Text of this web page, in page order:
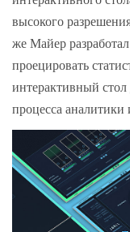
высокого
же Майер
проецировать
интерактивный стол
процесса аналитики